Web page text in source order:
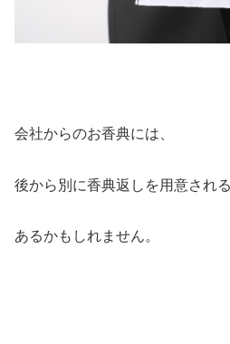
会社からのお香典には、
後から別に香典返しを用意され
あるかもしれません。